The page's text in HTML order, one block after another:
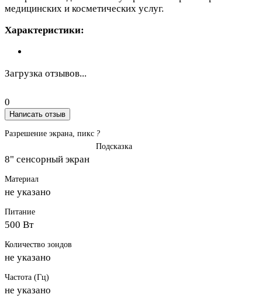
медицинских и косметических услуг.
Характеристики:
Загрузка отзывов...
0
Написать отзыв
Разрешение экрана, пикс ?
Подсказка
8" сенсорный экран
Материал
не указано
Питание
500 Вт
Количество зондов
не указано
Частота (Гц)
не указано